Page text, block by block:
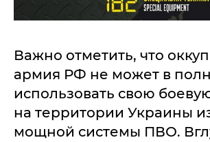
Важно отметить, что
армия РФ не может в
использовать свою
на территории Украины
мощной системы ПВО.